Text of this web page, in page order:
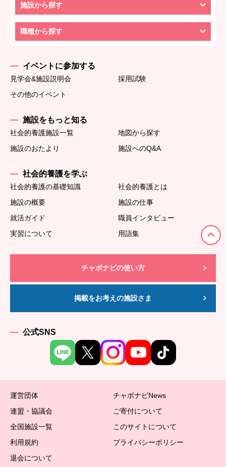
施設から探す
職種から探す
イベントに参加する
見学会&施設説明会
採用試験
その他のイベント
施設をもっと知る
社会的養護施設一覧
地図から探す
施設のおたより
施設へのQ&A
社会的養護を学ぶ
社会的養護の基礎知識
社会的養護とは
施設の概要
施設の仕事
就活ガイド
職員インタビュー
実習について
用語集
チャボナビの使い方
掲載をお考えの施設さま
公式SNS
運営団体
チャボナビNews
連盟・協議会
ご寄付について
全国施設一覧
このサイトについて
利用規約
プライバシーポリシー
退会について